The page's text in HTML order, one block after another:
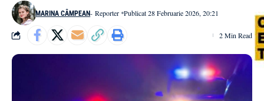
MARINA CÂMPEAN- Reporter Publicat 28 Februarie 2026, 20:21
2 Min Read